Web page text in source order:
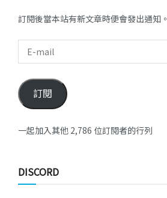
訂閱後當本站有新文章時便會發出通知。
訂閱
一起加入其他 2,786 位訂閱者的行列
DISCORD